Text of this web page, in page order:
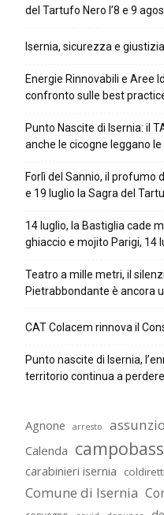
del Tartufo Nero l’8 e 9
Isernia, sicurezza e
Energie Rinnovabili e Aree
confronto sulle best
Punto Nascite di Isernia: il
anche le cicogne leggano
Forlì del Sannio, il profumo
e 19 luglio la Sagra del
14 luglio, la Bastiglia cade
ghiaccio e mojito Parigi, 14
Teatro a mille metri, il
Pietrabbondante è ancora
CAT Colacem rinnova il
Punto nascite di Isernia,
territorio continua a perdere
Agnone arresto
Calenda
carabinieri isernia
Comune di Isernia